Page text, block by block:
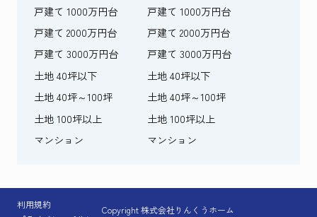
戸建て 1000万円台
戸建て 2000万円台
戸建て 3000万円台
土地 40坪以下
土地 40坪～100坪
土地 100坪以上
マンション
戸建て 1000万円台
戸建て 2000万円台
戸建て 3000万円台
土地 40坪以下
土地 40坪～100坪
土地 100坪以上
マンション
利用規約
Copyright 株式会社りんくうホーム